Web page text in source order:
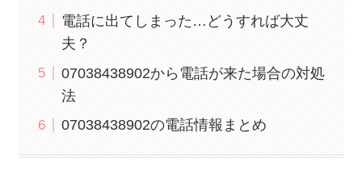
電話に出てしまった…どうすれば大丈
夫？
07038438902から電話が来た場合の対処
法
07038438902の電話情報まとめ